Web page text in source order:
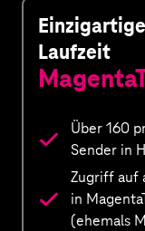
Laufzeit
Über 160
Sender in
Zugriff auf
in
(ehemals